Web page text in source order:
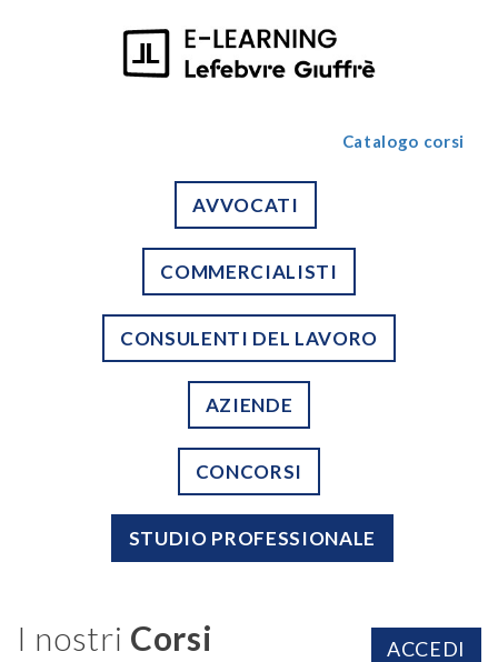
Catalogo corsi
AVVOCATI
COMMERCIALISTI
CONSULENTI DEL LAVORO
AZIENDE
CONCORSI
STUDIO PROFESSIONALE
I nostri Corsi ACCEDI